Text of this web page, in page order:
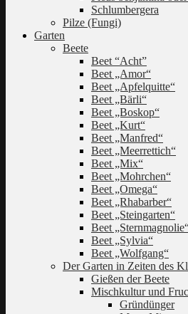
Schlumbergera
Pilze (Fungi)
Garten
Beete
Beet “Acht”
Beet „Amor“
Beet „Apfelquitte“
Beet „Bärli“
Beet „Boskop“
Beet „Kurt“
Beet „Manfred“
Beet „Meerrettich“
Beet „Mix“
Beet „Mohrchen“
Beet „Omega“
Beet „Rhabarber“
Beet „Steingarten“
Beet
Beet „Sylvia“
Beet „Wolfgang“
Der Garten in Zeiten des
Gießen der Beete
Mischkultur und
Gründünger